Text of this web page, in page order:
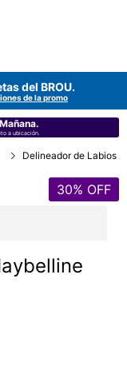
del BROU.
de la promo
a ubicación.
Delineador de Labios
30% OFF